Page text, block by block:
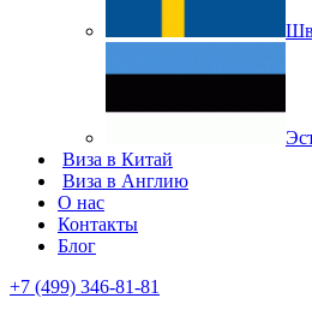
Виза в Китай
Виза в Англию
О нас
Контакты
Блог
+7 (499) 346-81-81